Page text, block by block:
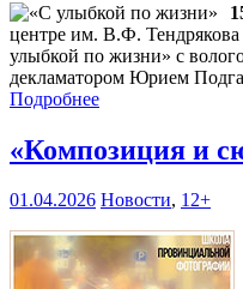
центре им. В.Ф. Тендрякова
улыбкой по жизни» с
декламатором Юрием
Подробнее
«Композиция и
01.04.2026 Новости, 12+